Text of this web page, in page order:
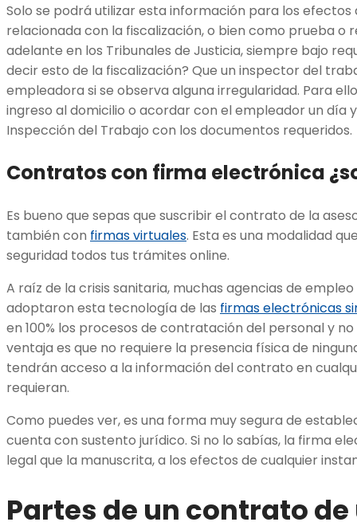
Solo se podrá utilizar esta información para los
relacionada con la fiscalización, o bien como prueba o
adelante en los Tribunales de Justicia, siempre bajo
decir esto de la fiscalización? Que un inspector del
empleadora si se observa alguna irregularidad. Para
ingreso al domicilio o acordar con el empleador un día
Inspección del Trabajo con los documentos requeridos.
Contratos con firma electrónica
Es bueno que sepas que suscribir el contrato de la
también con firmas virtuales. Esta es una modalidad
seguridad todos tus trámites online.
A raíz de la crisis sanitaria, muchas agencias de
adoptaron esta tecnología de las firmas electrónicas
en 100% los procesos de contratación del personal y
ventaja es que no requiere la presencia física de
tendrán acceso a la información del contrato en
requieran.
Como puedes ver, es una forma muy segura de
cuenta con sustento jurídico. Si no lo sabías, la firma
legal que la manuscrita, a los efectos de cualquier
Partes de un contrato